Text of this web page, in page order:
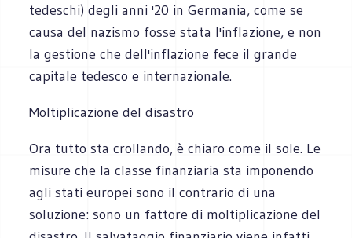
tedeschi) degli anni '20 in Germania, come se
causa del nazismo fosse stata l'inflazione, e non
la gestione che dell'inflazione fece il grande
capitale tedesco e internazionale.
Moltiplicazione del disastro
Ora tutto sta crollando, è chiaro come il sole. Le
misure che la classe finanziaria sta imponendo
agli stati europei sono il contrario di una
soluzione: sono un fattore di moltiplicazione del